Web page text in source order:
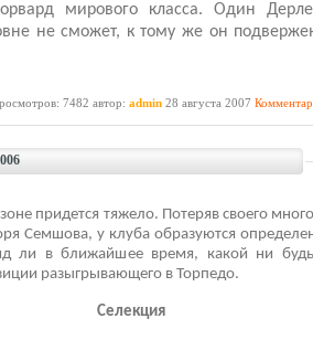
мирового класса. Один
не сможет, к тому же он
7482 автор: admin 28 августа 2007
придется тяжело. Потеряв своего
Семшова, у клуба образуются
ли в ближайшее время, какой ни
разыгрывающего в Торпедо.
Селекция